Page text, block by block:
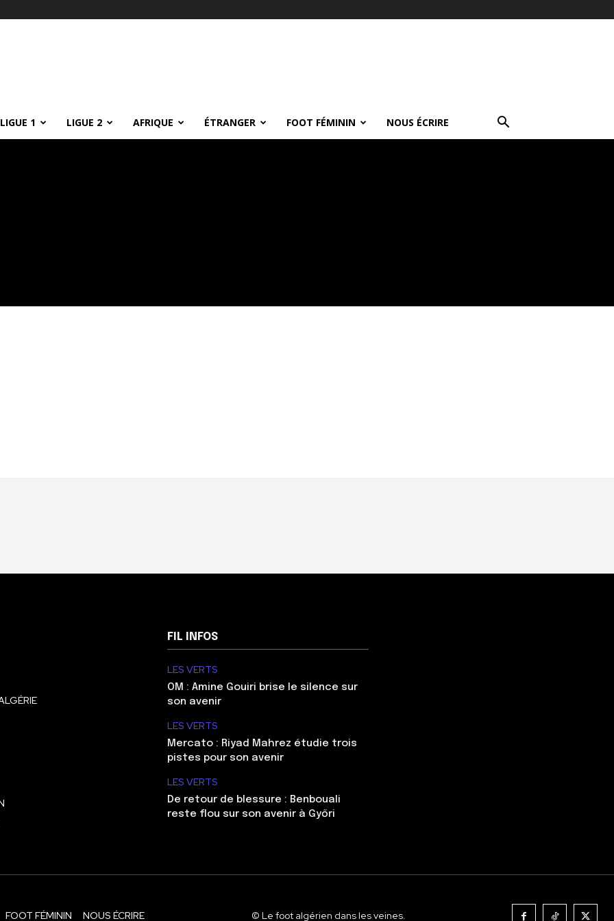
LIGUE 1 LIGUE 2 AFRIQUE ÉTRANGER FOOT FÉMININ NOUS ÉCRIRE
FIL INFOS
LES VERTS
OM : Amine Gouiri brise le silence sur
son avenir
LES VERTS
Mercato : Riyad Mahrez étudie trois
pistes pour son avenir
LES VERTS
De retour de blessure : Benbouali
reste flou sur son avenir à Győri
FOOT FÉMININ NOUS ÉCRIRE © Le foot algérien dans les veines.